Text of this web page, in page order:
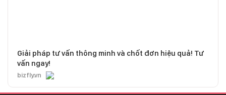
Giải pháp tư vấn thông minh và chốt đơn hiệu quả! Tư
vấn ngay!
bizfly.vn